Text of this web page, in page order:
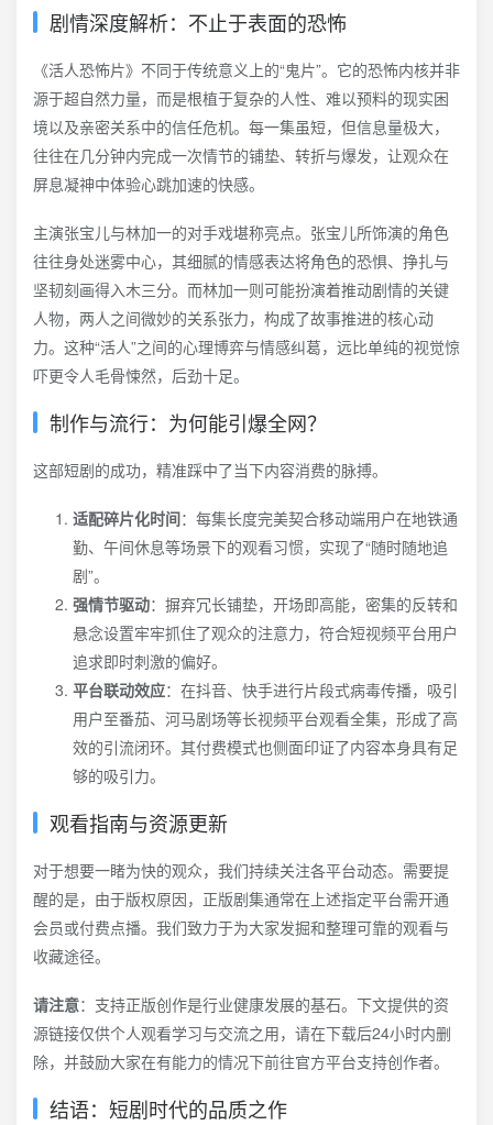
剧情深度解析：不止于表面的恐怖
《活人恐怖片》不同于传统意义上的“鬼片”。它的恐怖内核并非
源于超自然力量，而是根植于复杂的人性、难以预料的现实困
境以及亲密关系中的信任危机。每一集虽短，但信息量极大，
往往在几分钟内完成一次情节的铺垫、转折与爆发，让观众在
屏息凝神中体验心跳加速的快感。
主演张宝儿与林加一的对手戏堪称亮点。张宝儿所饰演的角色
往往身处迷雾中心，其细腻的情感表达将角色的恐惧、挣扎与
坚韧刻画得入木三分。而林加一则可能扮演着推动剧情的关键
人物，两人之间微妙的关系张力，构成了故事推进的核心动
力。这种“活人”之间的心理博弈与情感纠葛，远比单纯的视觉惊
吓更令人毛骨悚然，后劲十足。
制作与流行：为何能引爆全网？
这部短剧的成功，精准踩中了当下内容消费的脉搏。
适配碎片化时间：每集长度完美契合移动端用户在地铁通
勤、午间休息等场景下的观看习惯，实现了“随时随地追
剧”。
强情节驱动：摒弃冗长铺垫，开场即高能，密集的反转和
悬念设置牢牢抓住了观众的注意力，符合短视频平台用户
追求即时刺激的偏好。
平台联动效应：在抖音、快手进行片段式病毒传播，吸引
用户至番茄、河马剧场等长视频平台观看全集，形成了高
效的引流闭环。其付费模式也侧面印证了内容本身具有足
够的吸引力。
观看指南与资源更新
对于想要一睹为快的观众，我们持续关注各平台动态。需要提
醒的是，由于版权原因，正版剧集通常在上述指定平台需开通
会员或付费点播。我们致力于为大家发掘和整理可靠的观看与
收藏途径。
请注意：支持正版创作是行业健康发展的基石。下文提供的资
源链接仅供个人观看学习与交流之用，请在下载后24小时内删
除，并鼓励大家在有能力的情况下前往官方平台支持创作者。
结语：短剧时代的品质之作